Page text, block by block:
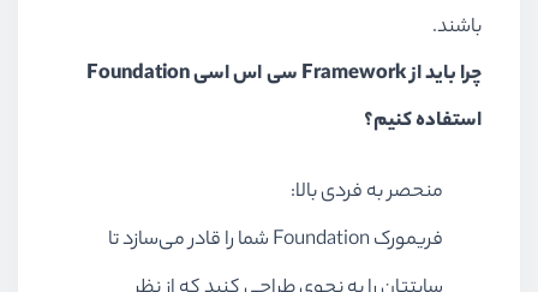
باشند.
چرا باید از Framework سی اس اسی Foundation
استفاده کنیم؟
منحصر به فردی بالا:
فریمورک Foundation شما را قادر می‌سازد تا